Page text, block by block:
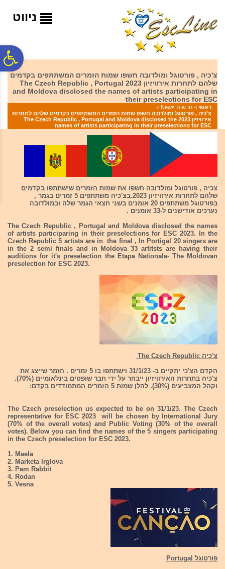
המרכזי
ניווט
צ'כיה , פורטוגל ומולדובה חשפו שמות הזמרים המשתתפים בקדמים
שלהם לתחרות אירוויזיון 2023 The Czech Republic , Portugal
and Moldova disclosed the names of artists participating in
their preselections for ESC
ראשי > חדשות News
>
צ'כיה , פורטוגל ומולדובה חשפו שמות הזמרים המשתתפים בקדמים שלהם לתחרות
אירוויזיון 2023 The Czech Republic , Portugal and Moldova disclosed the
names of artists participating in their preselections for ESC
צכיה , פורטוגל ומולדובה חשפו את שמות הזמרים שישתתפו בקדמים
שלהם לתחרות אירוויזיון 2023.בצ'כיה משתתפים 5 זמרים בגמר ,
בפורטוגל משתתפים 20 אומנים בשני חצאי הגמר שלה ובמולדובה
נערכים אודישנים ל-33 אומנים .
The Czech Republic , Portugal and Moldova disclosed the names
of artists participaring in their preselections for ESC 2023. In the
Czech Republic 5 artists are in the final , In Portigal 20 singers are
in the 2 semi finals and in Moldova 33 artitsts are having their
auditions for it's preselection the Etapa Nationala- The Moldovan
preselection for ESC 2023.
צ'כיה The Czech Republic
הקדם הצ'כי יתקיים ב- 31/1/23 וישתתפו בו 5 זמרים . הזמר שייצג את
צ'כיה בתחרות האירוויזיון ייבחר על ידי חבר שופטים בינלאומיים (70%).
וקהל המצביעים (30%). להלן שמות 5 הזמרים המתמודדים בקדם:
The Czech preselection us expected to be on 31/1/23. The Czech
representative for ESC 2023 will be chosen by International Jury
(70% of the overall votes) and Public Voting (30% of the overall
votes). Below you can find the names of the 5 singers participating
in the Czech preselection for ESC 2023.
1. Maela
2. Marketa Irglova
3. Pam Rabbit
4. Rodan
5. Vesna
פורטוגל Portugal